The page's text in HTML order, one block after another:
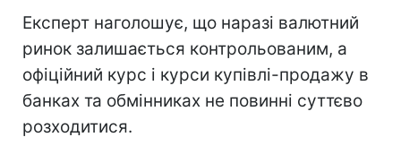
Експерт наголошує, що наразі валютний
ринок залишається контрольованим, а
офіційний курс і курси купівлі-продажу в
банках та обмінниках не повинні суттєво
розходитися.